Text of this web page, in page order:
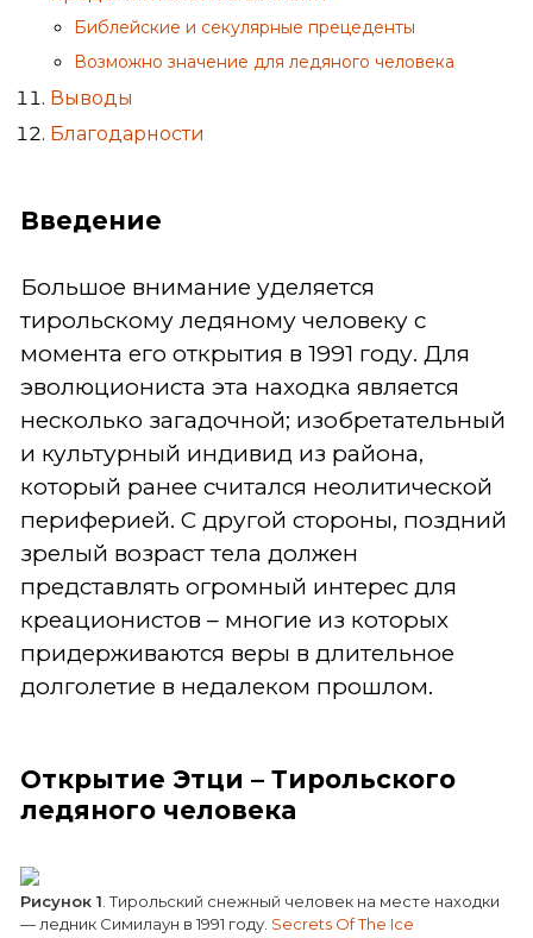
Библейские и секулярные прецеденты
Возможно значение для ледяного человека
Выводы
Благодарности
Введение
Большое внимание уделяется
тирольскому ледяному человеку с
момента его открытия в 1991 году. Для
эволюциониста эта находка является
несколько загадочной; изобретательный
и культурный индивид из района,
который ранее считался неолитической
периферией. С другой стороны, поздний
зрелый возраст тела должен
представлять огромный интерес для
креационистов – многие из которых
придерживаются веры в длительное
долголетие в недалеком прошлом.
Открытие Этци – Тирольского
ледяного человека
Рисунок 1 . Тирольский снежный человек на месте находки
— ледник Симилаун в 1991 году. Secrets Of The Ice